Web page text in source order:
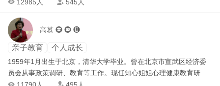
在首师大、北师大跟随国内外老师系统学习萨提亚家庭治疗模式6年
之久，并在这些老师带领下完成了长达 300多小时的个人成长体
验。 参加结构派家庭治疗学习。 参加欧文亚龙存在主义团体治疗
100小时工作坊。参加哈佛与牛津大学教授陈启祥（导师）助人者的
界线、易经与系统排列等课程。先后前往国内各城市及国外参加身
心能量疗愈课程。
 12985人 545人
高慕   
亲子教育 个人成长
1959年1月出生于北京，清华大学毕业。曾在北京市宣武区经济委
员会从事政策调研、教育等工作。现任知心姐姐心理健康教育研究
中心研究员、团中央《知心姐姐》杂志社心理健康教育全国巡回报
 11790人 495人